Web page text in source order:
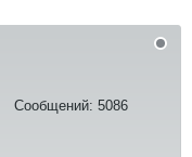
Сообщений: 5086